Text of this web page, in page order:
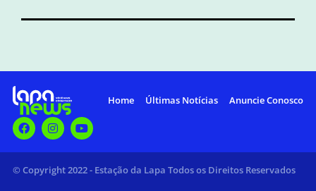
Home Últimas Notícias Anuncie Conosco
© Copyright 2022 - Estação da Lapa Todos os Direitos Reservados